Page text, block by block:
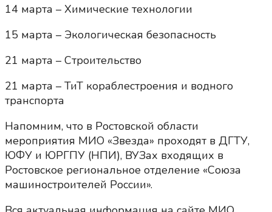
14 марта – Химические технологии
15 марта – Экологическая безопасность
21 марта – Строительство
21 марта – ТиТ кораблестроения и водного
транспорта
Напомним, что в Ростовской области
мероприятия МИО «Звезда» проходят в ДГТУ,
ЮФУ и ЮРГПУ (НПИ), ВУЗах входящих в
Ростовское региональное отделение «Союза
машиностроителей России».